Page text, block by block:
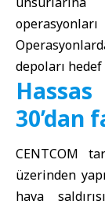
depoları hedef
30’dan
CENTCOM
üzerinden
hava